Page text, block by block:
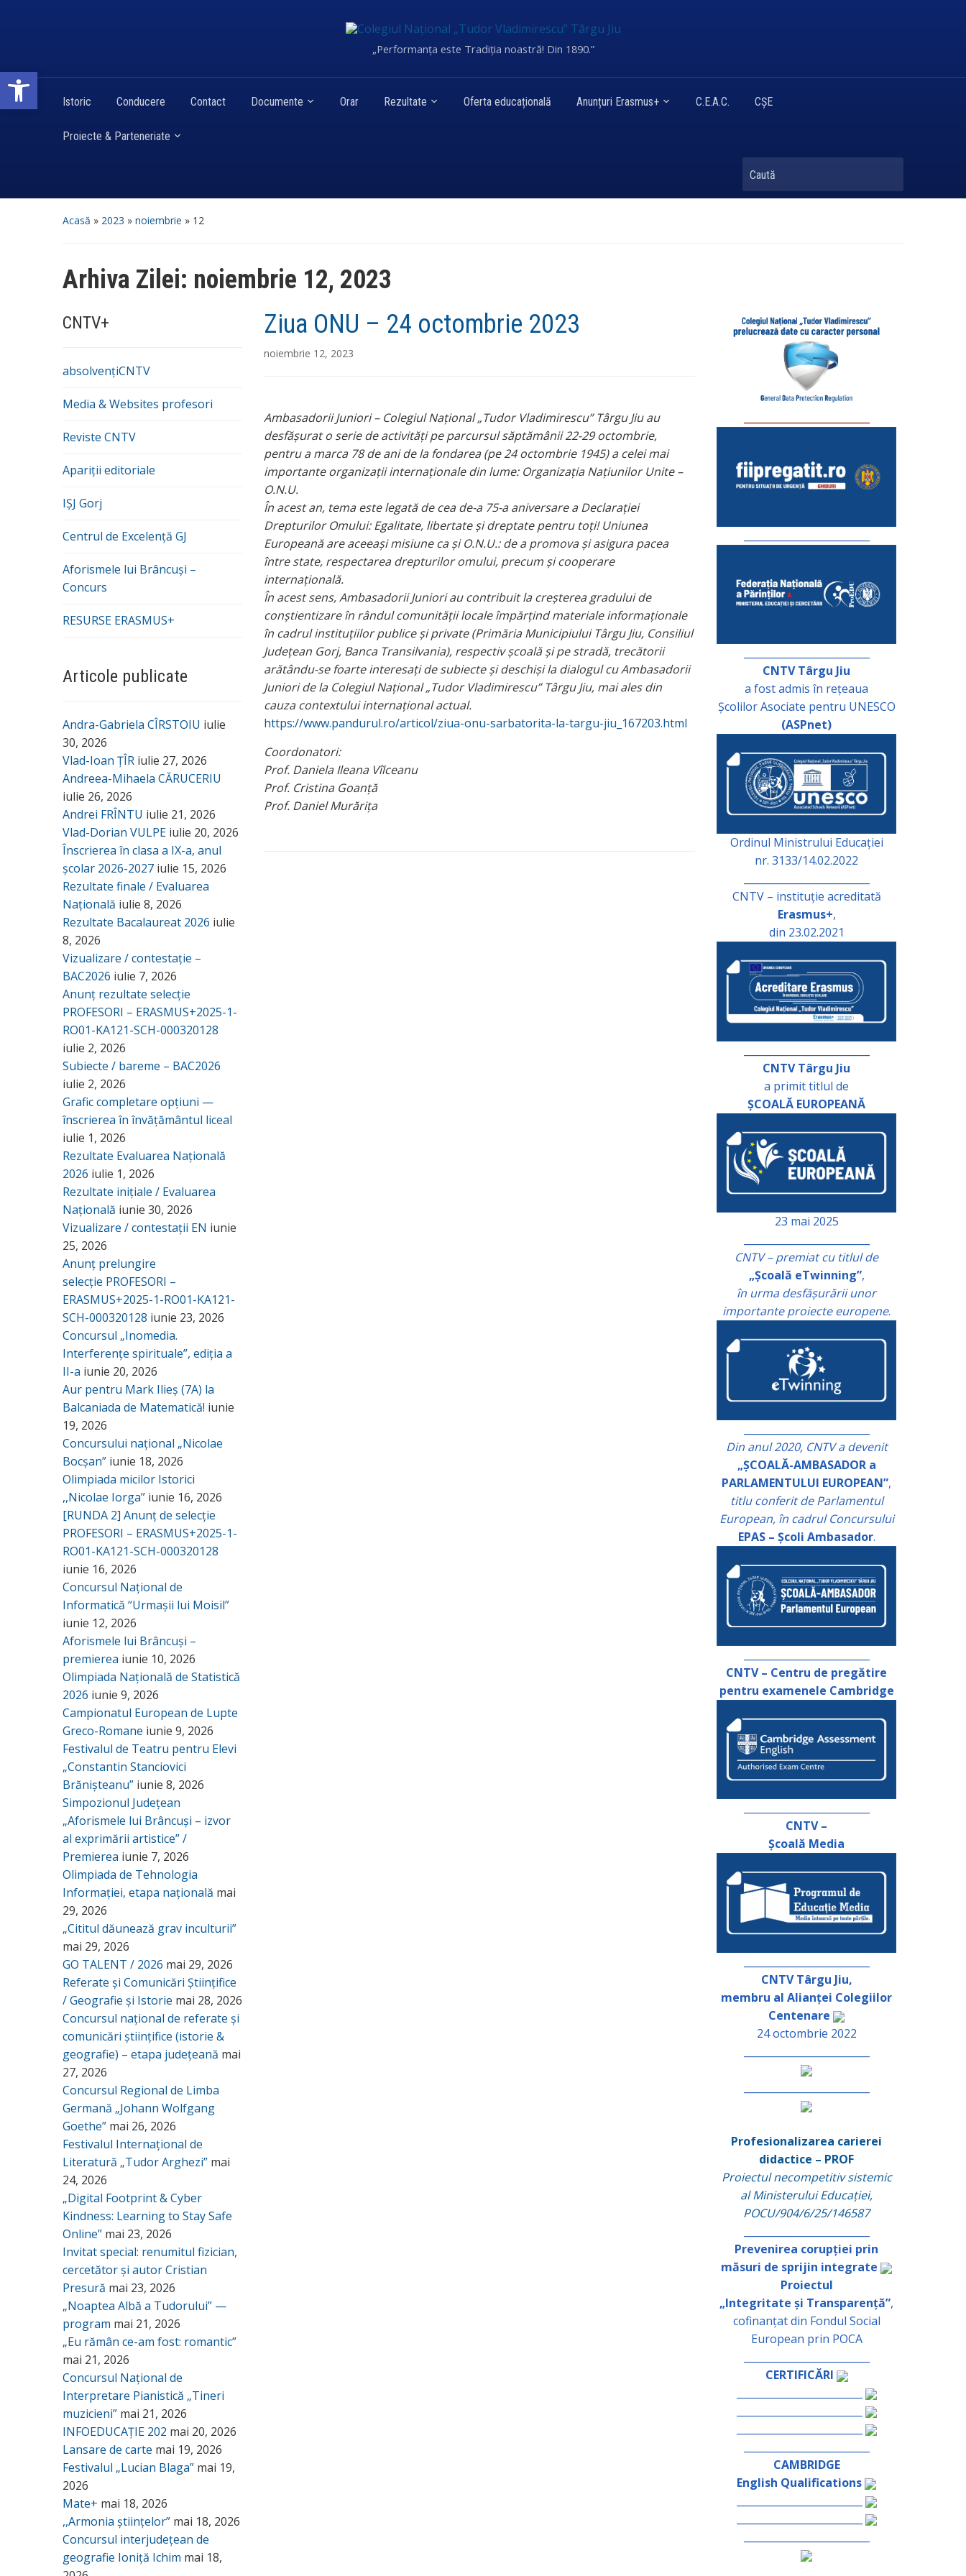
Deschide bara de unelte
„Performanța este Tradiția noastră! Din 1890.”
Istoric Conducere Contact Documente Orar Rezultate Oferta educațională Anunțuri Erasmus+ C.E.A.C. CȘE
Proiecte & Parteneriate
Caută
Acasă » 2023 » noiembrie » 12
Arhiva Zilei: noiembrie 12, 2023
CNTV+
absolvențiCNTV
Media & Websites profesori
Reviste CNTV
Apariții editoriale
IȘJ Gorj
Centrul de Excelență GJ
Aforismele lui Brâncuși –
Concurs
RESURSE ERASMUS+
Articole publicate
Andra-Gabriela CÎRSTOIU iulie
30, 2026
Vlad-Ioan ȚÎR iulie 27, 2026
Andreea-Mihaela CĂRUCERIU
iulie 26, 2026
Andrei FRÎNTU iulie 21, 2026
Vlad-Dorian VULPE iulie 20, 2026
Înscrierea în clasa a IX-a, anul
școlar 2026-2027 iulie 15, 2026
Rezultate finale / Evaluarea
Națională iulie 8, 2026
Rezultate Bacalaureat 2026 iulie
8, 2026
Vizualizare / contestație –
BAC2026 iulie 7, 2026
Anunț rezultate selecție
PROFESORI – ERASMUS+2025-1-
RO01-KA121-SCH-000320128
iulie 2, 2026
Subiecte / bareme – BAC2026
iulie 2, 2026
Grafic completare opțiuni —
înscrierea în învățământul liceal
iulie 1, 2026
Rezultate Evaluarea Națională
2026 iulie 1, 2026
Rezultate inițiale / Evaluarea
Națională iunie 30, 2026
Vizualizare / contestații EN iunie
25, 2026
Anunț prelungire
selecție PROFESORI –
ERASMUS+2025-1-RO01-KA121-
SCH-000320128 iunie 23, 2026
Concursul „Inomedia.
Interferențe spirituale”, ediția a
II-a iunie 20, 2026
Aur pentru Mark Ilieș (7A) la
Balcaniada de Matematică! iunie
19, 2026
Concursului național „Nicolae
Bocșan” iunie 18, 2026
Olimpiada micilor Istorici
,,Nicolae Iorga” iunie 16, 2026
[RUNDA 2] Anunț de selecție
PROFESORI – ERASMUS+2025-1-
RO01-KA121-SCH-000320128
iunie 16, 2026
Concursul Național de
Informatică “Urmașii lui Moisil”
iunie 12, 2026
Aforismele lui Brâncuși –
premierea iunie 10, 2026
Olimpiada Națională de Statistică
2026 iunie 9, 2026
Campionatul European de Lupte
Greco-Romane iunie 9, 2026
Festivalul de Teatru pentru Elevi
„Constantin Stanciovici
Brănișteanu” iunie 8, 2026
Simpozionul Județean
„Aforismele lui Brâncuși – izvor
al exprimării artistice” /
Premierea iunie 7, 2026
Olimpiada de Tehnologia
Informației, etapa națională mai
29, 2026
„Cititul dăunează grav inculturii”
mai 29, 2026
GO TALENT / 2026 mai 29, 2026
Referate și Comunicări Științifice
/ Geografie și Istorie mai 28, 2026
Concursul național de referate și
comunicări științifice (istorie &
geografie) – etapa județeană mai
27, 2026
Concursul Regional de Limba
Germană „Johann Wolfgang
Goethe” mai 26, 2026
Festivalul Internațional de
Literatură „Tudor Arghezi” mai
24, 2026
„Digital Footprint & Cyber
Kindness: Learning to Stay Safe
Online” mai 23, 2026
Invitat special: renumitul fizician,
cercetător și autor Cristian
Presură mai 23, 2026
„Noaptea Albă a Tudorului” —
program mai 21, 2026
„Eu rămân ce-am fost: romantic”
mai 21, 2026
Concursul Național de
Interpretare Pianistică „Tineri
muzicieni” mai 21, 2026
INFOEDUCAȚIE 202 mai 20, 2026
Lansare de carte mai 19, 2026
Festivalul „Lucian Blaga” mai 19,
2026
Mate+ mai 18, 2026
,,Armonia științelor” mai 18, 2026
Concursul interjudețean de
geografie Ioniță Ichim mai 18,
Ziua ONU – 24 octombrie 2023
noiembrie 12, 2023
Ambasadorii Juniori – Colegiul Național „Tudor Vladimirescu” Târgu Jiu au
desfășurat o serie de activități pe parcursul săptămânii 22-29 octombrie,
pentru a marca 78 de ani de la fondarea (pe 24 octombrie 1945) a celei mai
importante organizații internaționale din lume: Organizația Națiunilor Unite –
O.N.U.
În acest an, tema este legată de cea de-a 75-a aniversare a Declarației
Drepturilor Omului: Egalitate, libertate și dreptate pentru toți! Uniunea
Europeană are aceeași misiune ca și O.N.U.: de a promova și asigura pacea
între state, respectarea drepturilor omului, precum și cooperare
internațională.
În acest sens, Ambasadorii Juniori au contribuit la creșterea gradului de
conștientizare în rândul comunității locale împărțind materiale informaționale
în cadrul instituțiilor publice și private (Primăria Municipiului Târgu Jiu, Consiliul
Județean Gorj, Banca Transilvania), respectiv școală și pe stradă, trecătorii
arătându-se foarte interesați de subiecte și deschiși la dialogul cu Ambasadorii
Juniori de la Colegiul Național „Tudor Vladimirescu” Târgu Jiu, mai ales din
cauza contextului internațional actual.
https://www.pandurul.ro/articol/ziua-onu-sarbatorita-la-targu-jiu_167203.html
Coordonatori:
Prof. Daniela Ileana Vîlceanu
Prof. Cristina Goanță
Prof. Daniel Murărița
CNTV Târgu Jiu
a fost admis în rețeaua
Școlilor Asociate pentru UNESCO
(ASPnet)
Ordinul Ministrului Educației
nr. 3133/14.02.2022
CNTV – instituție acreditată
Erasmus+,
din 23.02.2021
CNTV Târgu Jiu
a primit titlul de
ȘCOALĂ EUROPEANĂ
23 mai 2025
CNTV – premiat cu titlul de
„Școală eTwinning”,
în urma desfășurării unor
importante proiecte europene.
Din anul 2020, CNTV a devenit
„ȘCOALĂ-AMBASADOR a
PARLAMENTULUI EUROPEAN”,
titlu conferit de Parlamentul
European, în cadrul Concursului
EPAS – Școli Ambasador.
CNTV – Centru de pregătire
pentru examenele Cambridge
CNTV –
Școală Media
CNTV Târgu Jiu,
membru al Alianței Colegiilor
Centenare
24 octombrie 2022
Profesionalizarea carierei
didactice – PROF
Proiectul necompetitiv sistemic
al Ministerului Educației,
POCU/904/6/25/146587
Prevenirea corupției prin
măsuri de sprijin integrate
Proiectul
„Integritate și Transparență”,
cofinanțat din Fondul Social
European prin POCA
CERTIFICĂRI
CAMBRIDGE
English Qualifications